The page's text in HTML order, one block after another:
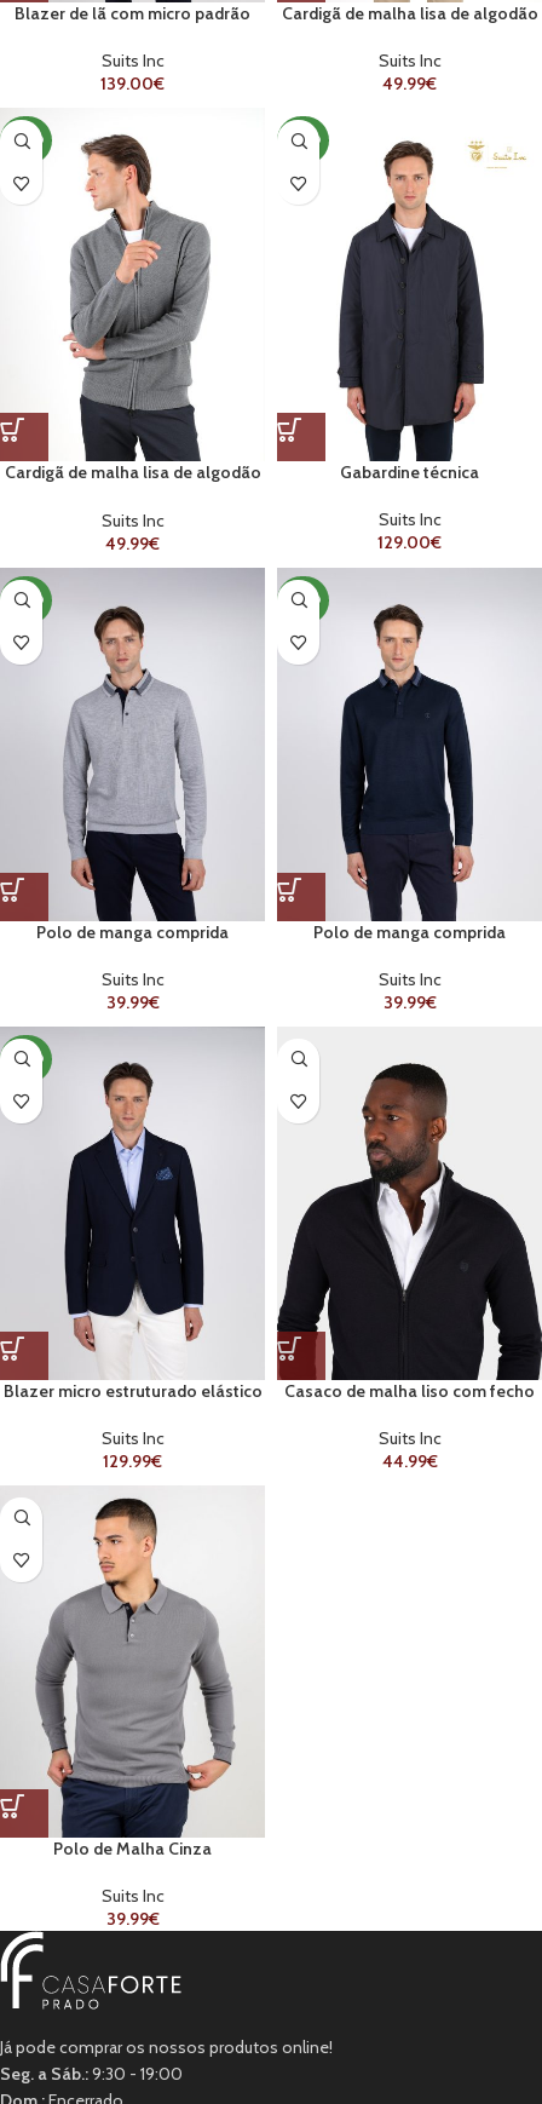
Blazer de lã com micro padrão
Suits Inc
139.00€
Cardigã de malha lisa de algodão
Suits Inc
49.99€
NOVO
Cardigã de malha lisa de algodão
Suits Inc
49.99€
NOVO
Gabardine técnica
Suits Inc
129.00€
NOVO
Polo de manga comprida
Suits Inc
39.99€
NOVO
Polo de manga comprida
Suits Inc
39.99€
NOVO
Blazer micro estruturado elástico
Suits Inc
129.99€
Casaco de malha liso com fecho
Suits Inc
44.99€
Polo de Malha Cinza
Suits Inc
39.99€
Já pode comprar os nossos produtos online!
Seg. a Sáb.:9:30 - 19:00